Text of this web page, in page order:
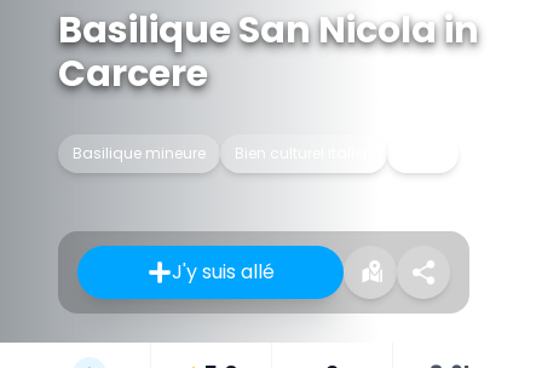
Basilique San Nicola in
Carcere
Basilique mineure Bien culturel italien
J'y suis allé